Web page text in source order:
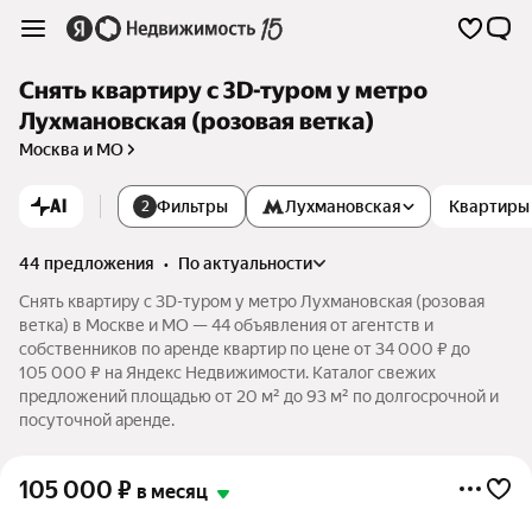
Снять квартиру c 3D-туром у метро
Лухмановская (розовая ветка)
Москва и МО
AI 2 Фильтры Квартиры
Лухмановская
44 предложения •
по актуальности
Снять квартиру c 3D-туром у метро Лухмановская (розовая
ветка) в Москве и МО — 44 объявления от агентств и
собственников по аренде квартир по цене от 34 000 ₽ до
105 000 ₽ на Яндекс Недвижимости. Каталог свежих
предложений площадью от 20 м² до 93 м² по долгосрочной и
посуточной аренде.
105 000 ₽ в месяц